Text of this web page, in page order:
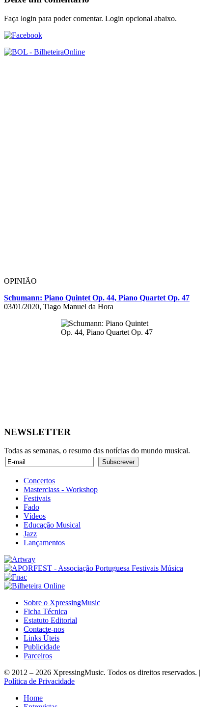
Faça login para poder comentar. Login opcional abaixo.
OPINIÃO
Schumann: Piano Quintet Op. 44, Piano Quartet Op. 47
03/01/2020, Tiago Manuel da Hora
NEWSLETTER
Todas as semanas, o resumo das notícias do mundo musical.
Concertos
Masterclass - Workshop
Festivais
Fado
Vídeos
Educação Musical
Jazz
Lançamentos
Sobre o XpressingMusic
Ficha Técnica
Estatuto Editorial
Contacte-nos
Links Úteis
Publicidade
Parceiros
© 2012 – 2026 XpressingMusic. Todos os direitos reservados. |
Política de Privacidade
Home